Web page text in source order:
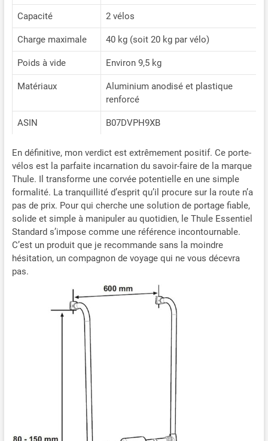
Capacité 2 vélos
Charge maximale 40 kg (soit 20 kg par vélo)
Poids à vide Environ 9,5 kg
Matériaux
Aluminium anodisé et plastique
renforcé
ASIN B07DVPH9XB
En définitive, mon verdict est extrêmement positif. Ce porte-
vélos est la parfaite incarnation du savoir-faire de la marque
Thule. Il transforme une corvée potentielle en une simple
formalité. La tranquillité d’esprit qu’il procure sur la route n’a
pas de prix. Pour qui cherche une solution de portage fiable,
solide et simple à manipuler au quotidien, le Thule Essentiel
Standard s’impose comme une référence incontournable.
C’est un produit que je recommande sans la moindre
hésitation, un compagnon de voyage qui ne vous décevra
pas.